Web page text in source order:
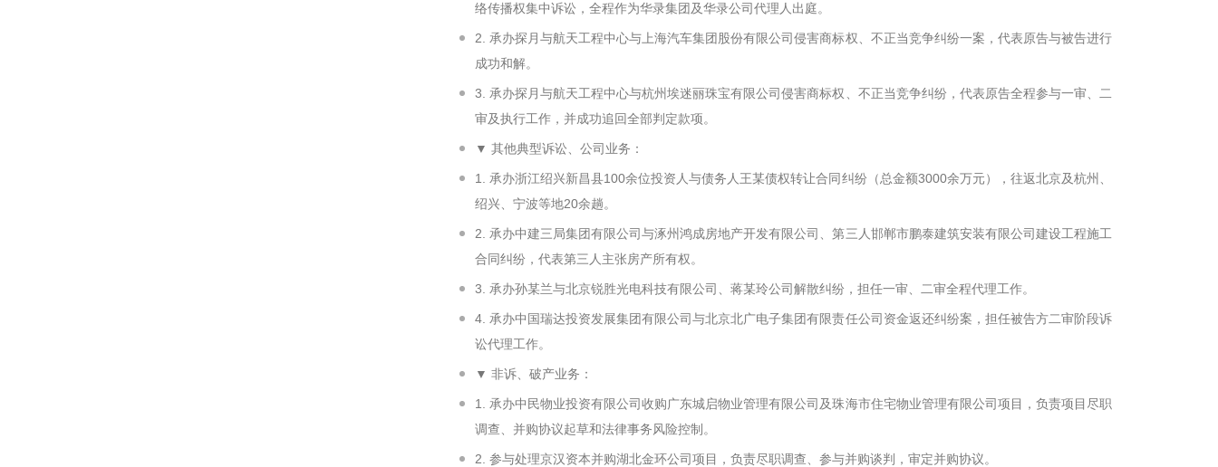
络传播权集中诉讼，全程作为华录集团及华录公司代理人出庭。
2. 承办探月与航天工程中心与上海汽车集团股份有限公司侵害商标权、不正当竞争纠纷一案，代表原告与被告进行
成功和解。
3. 承办探月与航天工程中心与杭州埃迷丽珠宝有限公司侵害商标权、不正当竞争纠纷，代表原告全程参与一审、二
审及执行工作，并成功追回全部判定款项。
▼ 其他典型诉讼、公司业务：
1. 承办浙江绍兴新昌县100余位投资人与债务人王某债权转让合同纠纷（总金额3000余万元），往返北京及杭州、
绍兴、宁波等地20余趟。
2. 承办中建三局集团有限公司与涿州鸿成房地产开发有限公司、第三人邯郸市鹏泰建筑安装有限公司建设工程施工
合同纠纷，代表第三人主张房产所有权。
3. 承办孙某兰与北京锐胜光电科技有限公司、蒋某玲公司解散纠纷，担任一审、二审全程代理工作。
4. 承办中国瑞达投资发展集团有限公司与北京北广电子集团有限责任公司资金返还纠纷案，担任被告方二审阶段诉
讼代理工作。
▼ 非诉、破产业务：
1. 承办中民物业投资有限公司收购广东城启物业管理有限公司及珠海市住宅物业管理有限公司项目，负责项目尽职
调查、并购协议起草和法律事务风险控制。
2. 参与处理京汉资本并购湖北金环公司项目，负责尽职调查、参与并购谈判，审定并购协议。